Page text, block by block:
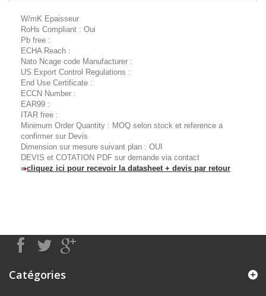
W/mK Epaisseur
RoHs Compliant : Oui
Pb free :
ECHA Reach :
Nato Ncage code Manufacturer :
US Export Control Regulations :
End Use Certificate :
ECCN Number :
EAR99 :
ITAR free :
Minimum Order Quantity : MOQ selon stock et reference a
confirmer sur Devis
Dimension sur mesure suivant plan : OUI
DEVIS et COTATION PDF sur demande via contact
cliquez ici pour recevoir la datasheet + devis par retour
Catégories